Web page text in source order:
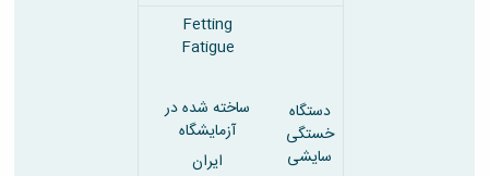
دستگاه
خستگی
سایشی
Fetting
Fatigue
ساخته شده در
آزمایشگاه
ایران